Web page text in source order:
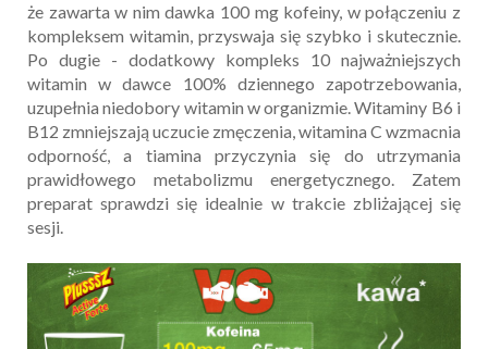
że zawarta w nim dawka 100 mg kofeiny, w połączeniu z
kompleksem witamin, przyswaja się szybko i skutecznie.
Po dugie - dodatkowy kompleks 10 najważniejszych
witamin w dawce 100% dziennego zapotrzebowania,
uzupełnia niedobory witamin w organizmie. Witaminy B6 i
B12 zmniejszają uczucie zmęczenia, witamina C wzmacnia
odporność, a tiamina przyczynia się do utrzymania
prawidłowego metabolizmu energetycznego. Zatem
preparat sprawdzi się idealnie w trakcie zbliżającej się
sesji.